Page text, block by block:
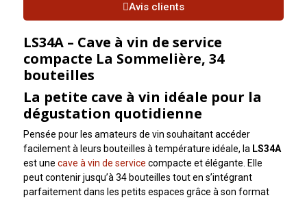
Avis clients
LS34A – Cave à vin de service
compacte La Sommelière, 34
bouteilles
La petite cave à vin idéale pour la
dégustation quotidienne
Pensée pour les amateurs de vin souhaitant accéder
facilement à leurs bouteilles à température idéale, la LS34A
est une cave à vin de service compacte et élégante. Elle
peut contenir jusqu’à 34 bouteilles tout en s’intégrant
parfaitement dans les petits espaces grâce à son format